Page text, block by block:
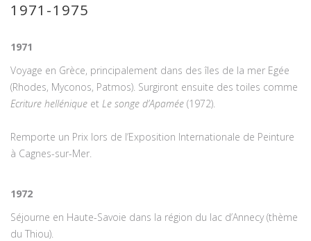
1971-1975
1971
Voyage en Grèce, principalement dans des îles de la mer Egée
(Rhodes, Myconos, Patmos). Surgiront ensuite des toiles comme
Ecriture hellénique et Le songe d’Apamée (1972).
Remporte un Prix lors de l’Exposition Internationale de Peinture
à Cagnes-sur-Mer.
1972
Séjourne en Haute-Savoie dans la région du lac d’Annecy (thème
du Thiou).